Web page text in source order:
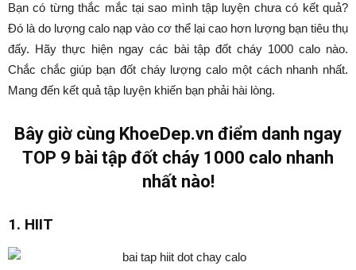
Bạn có từng thắc mắc tại sao mình tập luyện chưa có kết quả?
Đó là do lượng calo nạp vào cơ thể lại cao hơn lượng bạn tiêu thụ
đấy. Hãy thực hiện ngay các bài tập đốt cháy 1000 calo nào.
Chắc chắc giúp bạn đốt cháy lượng calo một cách nhanh nhất.
Mang đến kết quả tập luyện khiến bạn phải hài lòng.
Bây giờ cùng KhoeDep.vn điểm danh ngay
TOP 9 bài tập đốt cháy 1000 calo nhanh
nhất nào!
1. HIIT